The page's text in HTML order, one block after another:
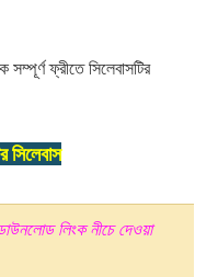
সম্পূর্ণ ফ্রীতে সিলেবাসটির
সিলেবাস
লিংক নীচে দেওয়া